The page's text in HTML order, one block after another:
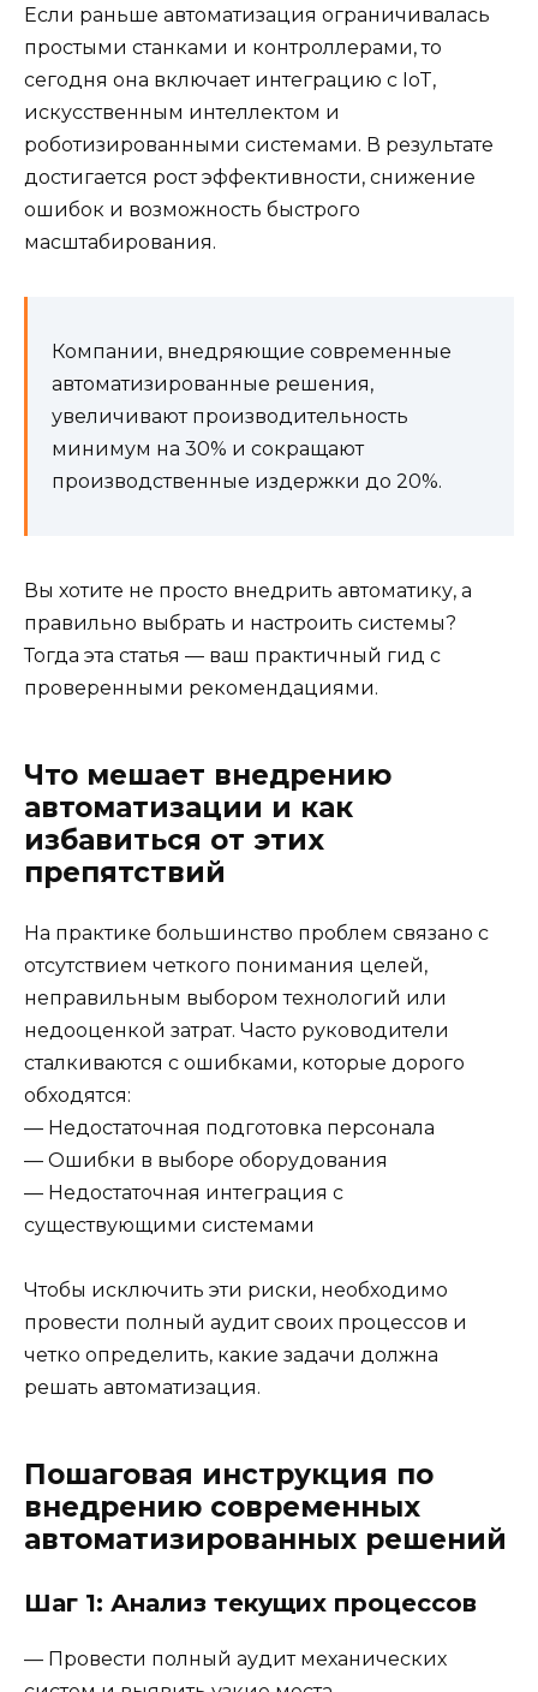
Если раньше автоматизация ограничивалась
простыми станками и контроллерами, то
сегодня она включает интеграцию с IoT,
искусственным интеллектом и
роботизированными системами. В результате
достигается рост эффективности, снижение
ошибок и возможность быстрого
масштабирования.
Компании, внедряющие современные
автоматизированные решения,
увеличивают производительность
минимум на 30% и сокращают
производственные издержки до 20%.
Вы хотите не просто внедрить автоматику, а
правильно выбрать и настроить системы?
Тогда эта статья — ваш практичный гид с
проверенными рекомендациями.
Что мешает внедрению
автоматизации и как
избавиться от этих
препятствий
На практике большинство проблем связано с
отсутствием четкого понимания целей,
неправильным выбором технологий или
недооценкой затрат. Часто руководители
сталкиваются с ошибками, которые дорого
обходятся:
— Недостаточная подготовка персонала
— Ошибки в выборе оборудования
— Недостаточная интеграция с
существующими системами
Чтобы исключить эти риски, необходимо
провести полный аудит своих процессов и
четко определить, какие задачи должна
решать автоматизация.
Пошаговая инструкция по
внедрению современных
автоматизированных решений
Шаг 1: Анализ текущих процессов
— Провести полный аудит механических